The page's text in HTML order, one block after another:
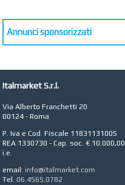
Annunci sponsorizzati
Italmarket S.r.l.
Via Alberto Franchetti 20
00124 - Roma
P. Iva e Cod. Fiscale 11831131005
REA 1330730 - Cap. soc. € 10.000,00
i.e.
email: info@italmarket.com
Tel. 06.4565.0782